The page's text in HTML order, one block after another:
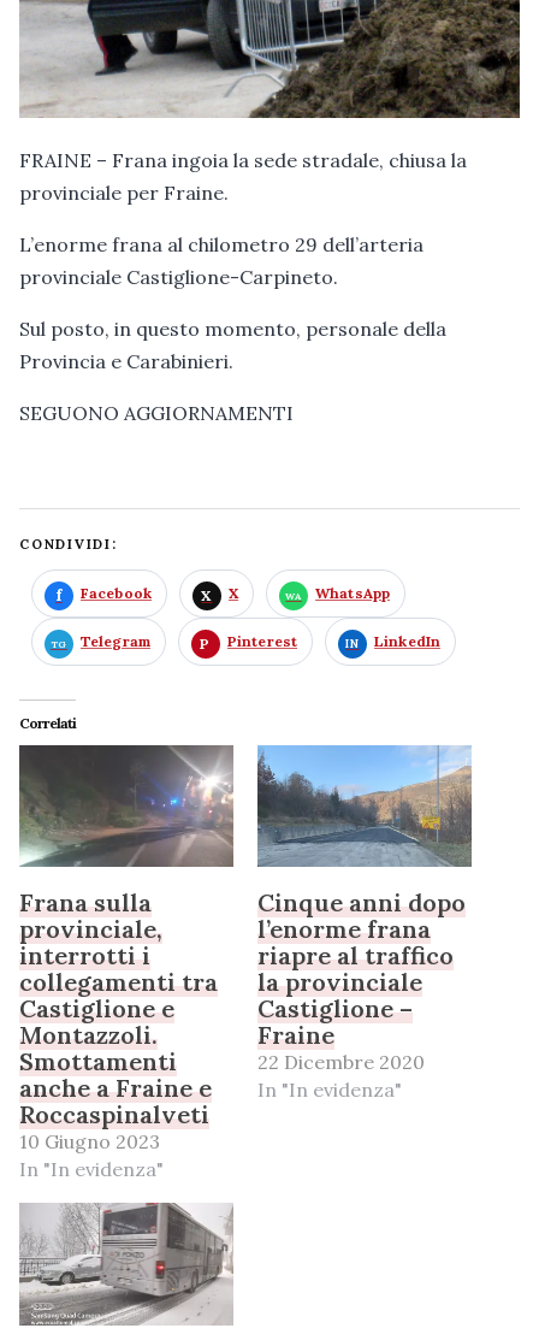
FRAINE – Frana ingoia la sede stradale, chiusa la
provinciale per Fraine.
L’enorme frana al chilometro 29 dell’arteria
provinciale Castiglione-Carpineto.
Sul posto, in questo momento, personale della
Provincia e Carabinieri.
SEGUONO AGGIORNAMENTI
CONDIVIDI:
Facebook X WhatsApp
Telegram Pinterest LinkedIn
Correlati
Frana sulla
provinciale,
interrotti i
collegamenti tra
Castiglione e
Montazzoli.
Smottamenti
anche a Fraine e
Roccaspinalveti
10 Giugno 2023
In "In evidenza"
Cinque anni dopo
l’enorme frana
riapre al traffico
la provinciale
Castiglione –
Fraine
22 Dicembre 2020
In "In evidenza"